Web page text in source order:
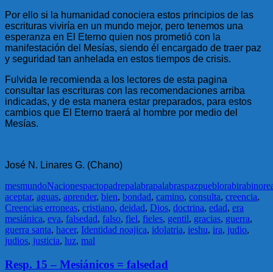
Por ello si la humanidad conociera estos principios de las
escrituras viviría en un mundo mejor, pero tenemos una
esperanza en El Eterno quien nos prometió con la
manifestación del Mesías, siendo él encargado de traer paz
y seguridad tan anhelada en estos tiempos de crisis.
Fulvida le recomienda a los lectores de esta pagina
consultar las escrituras con las recomendaciones arriba
indicadas, y de esta manera estar preparados, para estos
cambios que El Eterno traerá al hombre por medio del
Mesías.
José N. Linares G. (Chano)
mesmundoNacionespactopadrepalabrapalabraspazpueblorabirabino
aceptar, aguas, aprender, bien, bondad, camino, consulta, creencia,
Creencias erroneas, cristiano, deidad, Dios, doctrina, edad, era
mesiánica, eva, falsedad, falso, fiel, fieles, gentil, gracias, guerra,
guerra santa, hacer, Identidad noajica, idolatria, ieshu, ira, judio,
judios, justicia, luz, mal
Resp. 15 – Mesiánicos = falsedad